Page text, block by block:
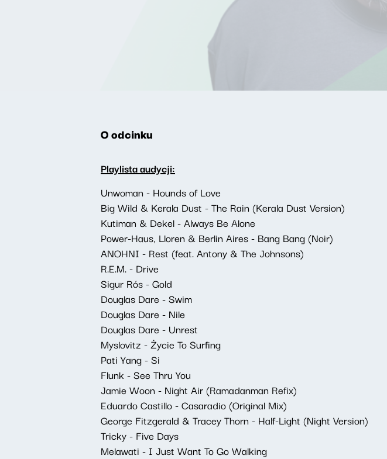
O odcinku
Playlista audycji:
Unwoman - Hounds of Love
Big Wild & Kerala Dust - The Rain (Kerala Dust Version)
Kutiman & Dekel - Always Be Alone
Power-Haus, Lloren & Berlin Aires - Bang Bang (Noir)
ANOHNI - Rest (feat. Antony & The Johnsons)
R.E.M. - Drive
Sigur Rós - Gold
Douglas Dare - Swim
Douglas Dare - Nile
Douglas Dare - Unrest
Myslovitz - Życie To Surfing
Pati Yang - Si
Flunk - See Thru You
Jamie Woon - Night Air (Ramadanman Refix)
Eduardo Castillo - Casaradio (Original Mix)
George Fitzgerald & Tracey Thorn - Half-Light (Night Version)
Tricky - Five Days
Melawati - I Just Want To Go Walking